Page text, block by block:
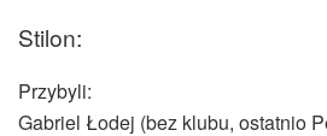
Stilon:
Przybyli:
Gabriel Łodej (bez klubu, ostatnio